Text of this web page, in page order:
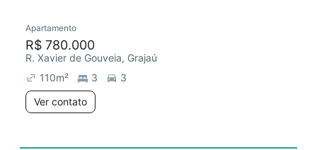
Apartamento
R$ 780.000
R. Xavier de Gouveia, Grajaú
110m² 3
3
Ver contato